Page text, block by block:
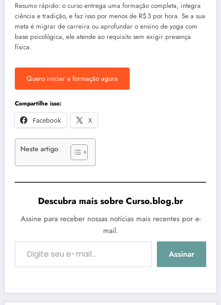
Resumo rápido: o curso entrega uma formação completa, integra
ciência e tradição, e faz isso por menos de R$ 3 por hora. Se a sua
meta é migrar de carreira ou aprofundar o ensino de yoga com
base psicológica, ele atende ao requisito sem exigir presença
física.
Quero iniciar a formação agora
Compartilhe isso:
Facebook
X
Neste artigo
Descubra mais sobre Curso.blog.br
Assine para receber nossas notícias mais recentes por e-
mail.
Digite seu e-mail…
Assinar